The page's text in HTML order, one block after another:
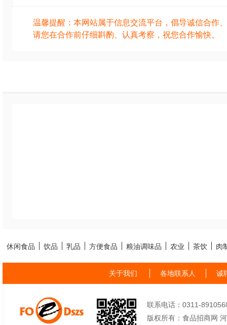
温馨提醒：本网站属于信息交流平台，倡导诚信合作
请您在合作前仔细斟酌、认真考察，祝您合作愉快。
休闲食品 饮品 乳品 方便食品 粮油调味品 农业 茶饮 肉
关于我们 各地联系人 诚
联系电话：0311-
版权所有：食品招商网